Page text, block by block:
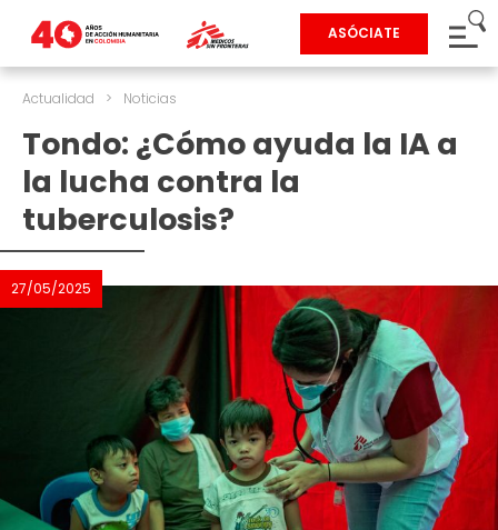
ASÓCIATE
Actualidad > Noticias
Tondo: ¿Cómo ayuda la IA a
la lucha contra la
tuberculosis?
27/05/2025